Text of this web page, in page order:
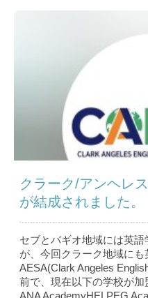
クラーク/アンヘレ
が結成されました。
セブとバギオ地域には英
が、今回クラーク地域に
AESA(Clark Angeles
前で、現在以下の学校が
ANA AcademyHELPEG